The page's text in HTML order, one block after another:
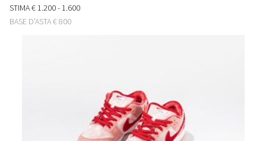
STIMA€ 1.200 - 1.600
BASE D'ASTA€ 800